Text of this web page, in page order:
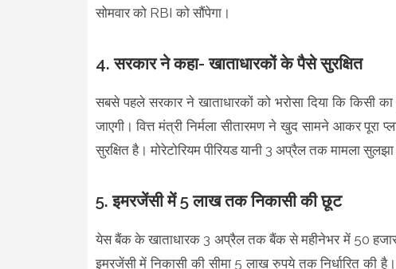
सोमवार को RBI को सौंपेगा।
4. सरकार ने कहा- खाताधारकों के पैसे सुरक्षित
सबसे पहले सरकार ने खाताधारकों को भरोसा दिया कि किसी
जाएगी। वित्त मंत्री निर्मला सीतारमण ने खुद सामने आकर पूरा
सुरक्षित है। मोरेटोरियम पीरियड यानी 3 अप्रैल तक मामला
5. इमरजेंसी में 5 लाख तक निकासी की छूट
येस बैंक के खाताधारक 3 अप्रैल तक बैंक से महीनेभर में 50 हजार
इमरजेंसी में निकासी की सीमा 5 लाख रुपये तक निर्धारित की